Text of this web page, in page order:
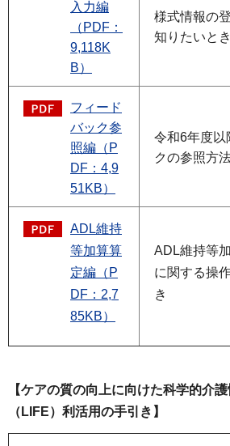
入力編
（PDF：
9,118K
B）
様式情報の
知りたいとき
フィード
バック参
照編（P
DF：4,9
51KB）
令和6年度以
クの参照方
ADL維持
等加算算
定編（P
DF：2,7
85KB）
ADL維持等
に関する操
き
【ケアの質の向上に向けた科学的介
（LIFE）利活用の手引き】